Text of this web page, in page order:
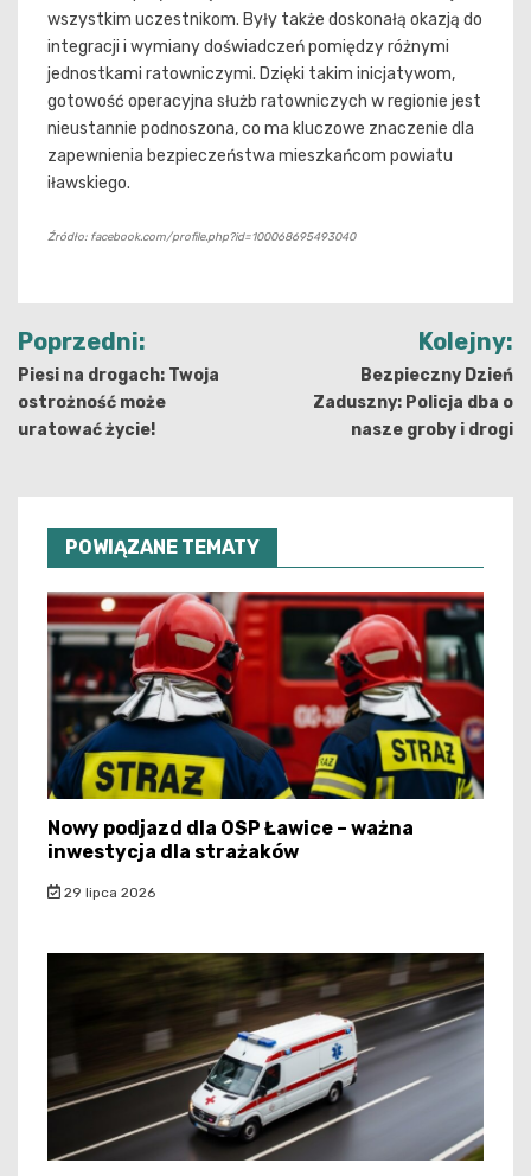
wszystkim uczestnikom. Były także doskonałą okazją do
integracji i wymiany doświadczeń pomiędzy różnymi
jednostkami ratowniczymi. Dzięki takim inicjatywom,
gotowość operacyjna służb ratowniczych w regionie jest
nieustannie podnoszona, co ma kluczowe znaczenie dla
zapewnienia bezpieczeństwa mieszkańcom powiatu
iławskiego.
Źródło: facebook.com/profile.php?id=100068695493040
Nawigacja
wpisu
Poprzedni:
Piesi na drogach: Twoja
ostrożność może
uratować życie!
Kolejny:
Bezpieczny Dzień
Zaduszny: Policja dba o
nasze groby i drogi
POWIĄZANE TEMATY
Nowy podjazd dla OSP Ławice – ważna
inwestycja dla strażaków
29 lipca 2026